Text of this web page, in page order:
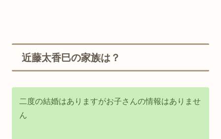
近藤太香巳の家族は？
二度の結婚はありますがお子さんの情報はありませ
ん